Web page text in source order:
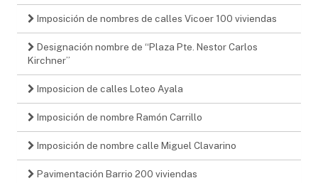
Imposición de nombres de calles Vicoer 100 viviendas
Designación nombre de “Plaza Pte. Nestor Carlos
Kirchner”
Imposicion de calles Loteo Ayala
Imposición de nombre Ramón Carrillo
Imposición de nombre calle Miguel Clavarino
Pavimentación Barrio 200 viviendas